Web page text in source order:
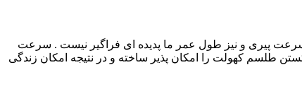
پیری و نیز طول عمر ما پدیده ای فراگیر نیست . سرعت
طلسم کهولت را امکان پذیر ساخته و در نتیجه امکان زندگی